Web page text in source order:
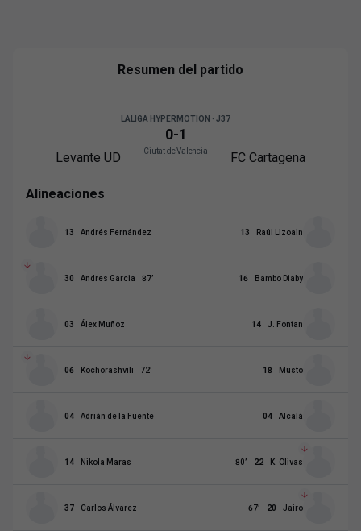
Resumen del partido
Levante UD
LALIGA HYPERMOTION · J37
0-1
Ciutat de Valencia FC Cartagena
Alineaciones
13 Andrés Fernández 13 Raúl Lizoain
30 Andres Garcia 87’ 16 Bambo Diaby
03 Álex Muñoz 14 J. Fontan
06 Kochorashvili 72’ 18 Musto
04 Adrián de la Fuente 04 Alcalá
14 Nikola Maras 22 K. Olivas
80’
37 Carlos Álvarez 20 Jairo
67’